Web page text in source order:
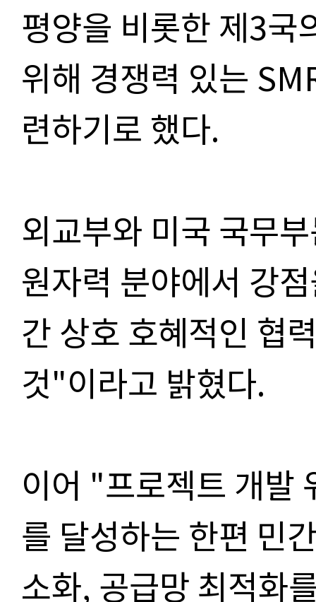
평양을 비롯한 제3국
위해 경쟁력 있는
련하기로 했다.
외교부와 미국 국무
원자력 분야에서 강
간 상호 호혜적인 협
것"이라고 밝혔다.
이어 "프로젝트 개발
를 달성하는 한편 민
소화, 공급망 최적화